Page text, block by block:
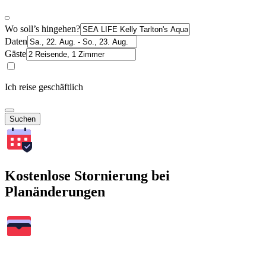
Wo soll’s hingehen?
Daten
Gäste
Ich reise geschäftlich
Suchen
Kostenlose Stornierung bei
Planänderungen